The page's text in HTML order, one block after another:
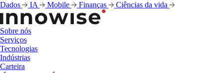
Dados
IA Mobile Finanças Ciências da vida
Sobre nós
Serviços
Tecnologias
Indústrias
Carteira